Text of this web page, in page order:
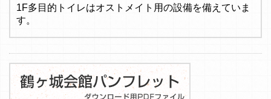
1F多目的トイレはオストメイト用の設備を備えていま
す。